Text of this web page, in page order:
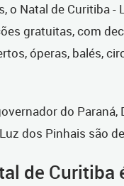
o Natal de Curitiba
gratuitas, com
óperas, balés,
do
dos Pinhais são
de